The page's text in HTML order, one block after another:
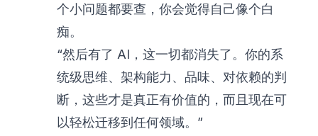
个小问题都要查，你会觉得自己像个白
痴。
“然后有了 AI，这一切都消失了。你的系
统级思维、架构能力、品味、对依赖的判
断，这些才是真正有价值的，而且现在可
以轻松迁移到任何领域。”